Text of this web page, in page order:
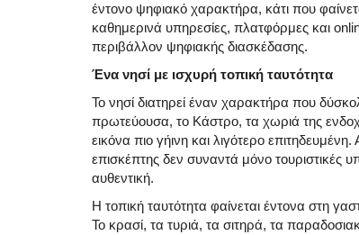
έντονο ψηφιακό χαρακτήρα, κάτι που
καθημερινά υπηρεσίες, πλατφόρμες και
περιβάλλον ψηφιακής διασκέδασης.
Ένα νησί με ισχυρή τοπική ταυτότητα
Το νησί διατηρεί έναν χαρακτήρα που
πρωτεύουσα, το Κάστρο, τα χωριά της
εικόνα πιο γήινη και λιγότερο
επισκέπτης δεν συναντά μόνο τουριστικές
αυθεντική.
Η τοπική ταυτότητα φαίνεται έντονα στη
Το κρασί, τα τυριά, τα σιτηρά, τα